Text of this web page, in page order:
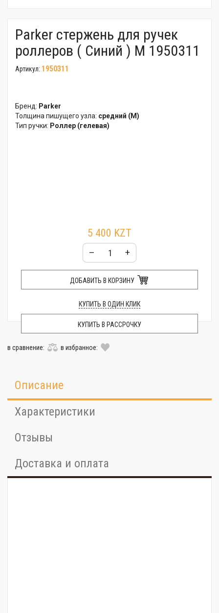
Parker стержень для ручек
роллеров ( Синий ) M 1950311
Артикул: 1950311
Бренд: Parker
Толщина пишущего узла: средний (M)
Тип ручки: Роллер (гелевая)
5 400 KZT
– +
ДОБАВИТЬ В КОРЗИНУ
КУПИТЬ В ОДИН КЛИК
КУПИТЬ В РАССРОЧКУ
в сравнение: в избранное:
Описание
Характеристики
Отзывы
Доставка и оплата